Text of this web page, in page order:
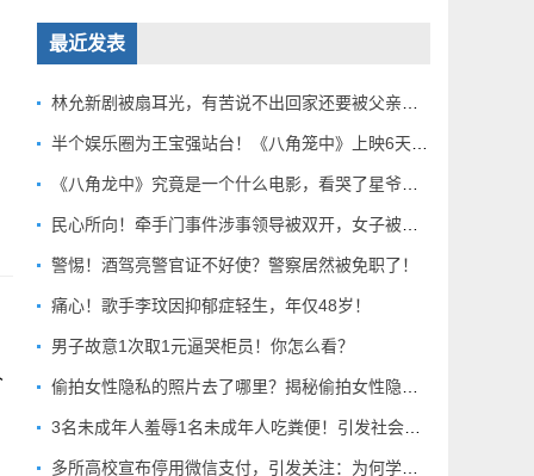
最近发表
警惕！酒驾亮警官证不好使？警察居然被免职了！
痛心！歌手李玟因抑郁症轻生，年仅48岁！
男子故意1次取1元逼哭柜员！你怎么看？